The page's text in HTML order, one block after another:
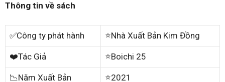
Thông tin về sách
✅Công ty phát hành ⭐Nhà Xuất Bản Kim Đồng
❤️Tác Giả ⭐Boichi 25
📉Năm Xuất Bản ⭐2021